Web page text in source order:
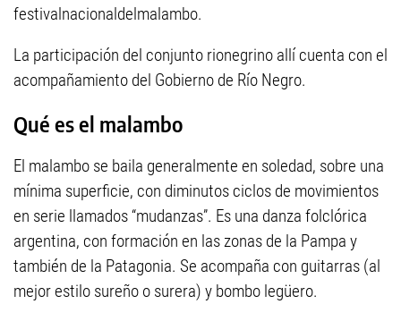
festivalnacionaldelmalambo.
La participación del conjunto rionegrino allí cuenta con el
acompañamiento del Gobierno de Río Negro.
Qué es el malambo
El malambo se baila generalmente en soledad, sobre una
mínima superficie, con diminutos ciclos de movimientos
en serie llamados “mudanzas”. Es una danza folclórica
argentina, con formación en las zonas de la Pampa y
también de la Patagonia. Se acompaña con guitarras (al
mejor estilo sureño o surera) y bombo legüero.